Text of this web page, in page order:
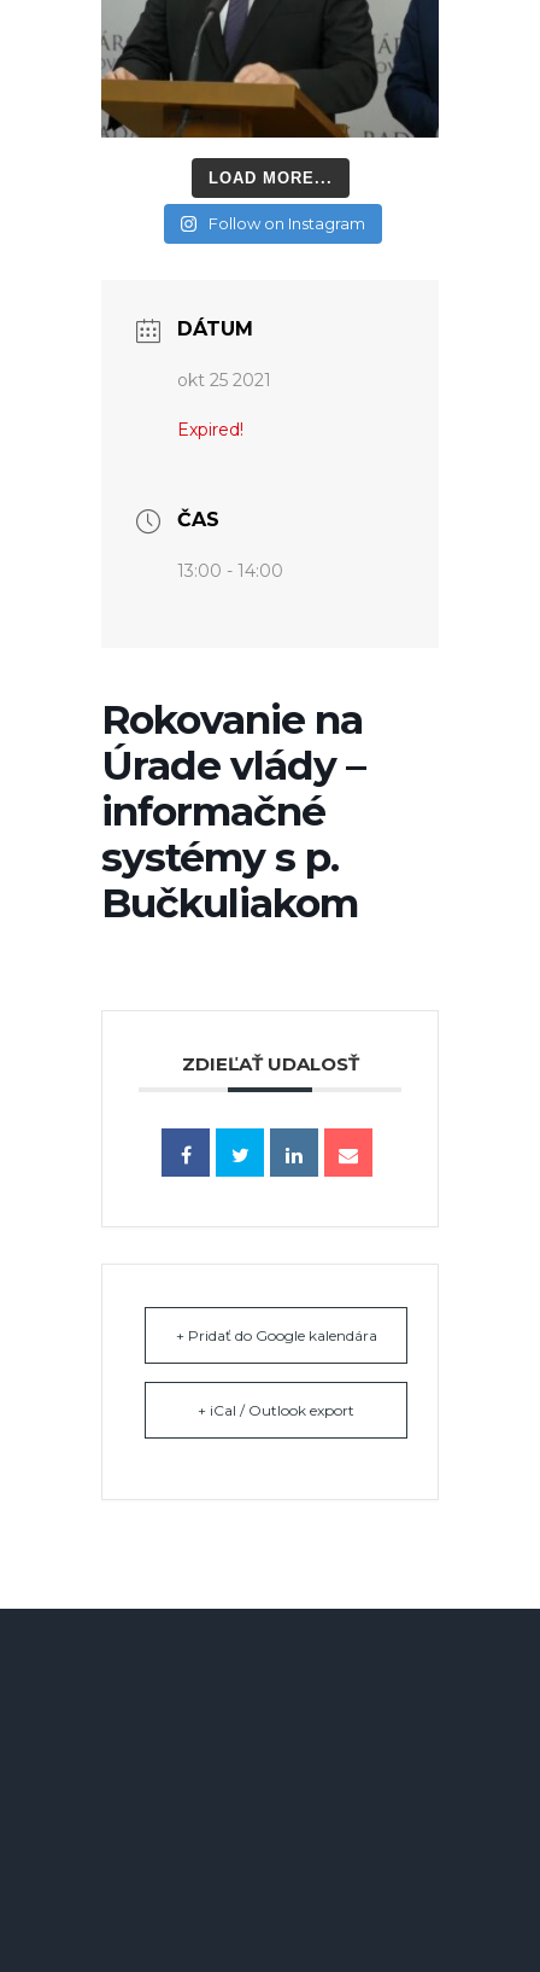
LOAD MORE...
Follow on Instagram
DÁTUM
okt 25 2021
Expired!
ČAS
13:00 - 14:00
Rokovanie na
Úrade vlády –
informačné
systémy s p.
Bučkuliakom
ZDIEĽAŤ UDALOSŤ
+ Pridať do Google kalendára
+ iCal / Outlook export